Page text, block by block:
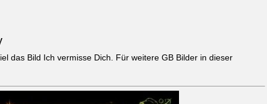
das Bild Ich vermisse Dich . Für weitere GB Bilder in dieser